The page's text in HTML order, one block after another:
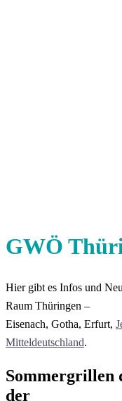
GWÖ
Hier gibt es Infos und
Raum Thüringen –
Eisenach, Gotha, Erfurt,
Mitteldeutschland.
Sommergrillen
der